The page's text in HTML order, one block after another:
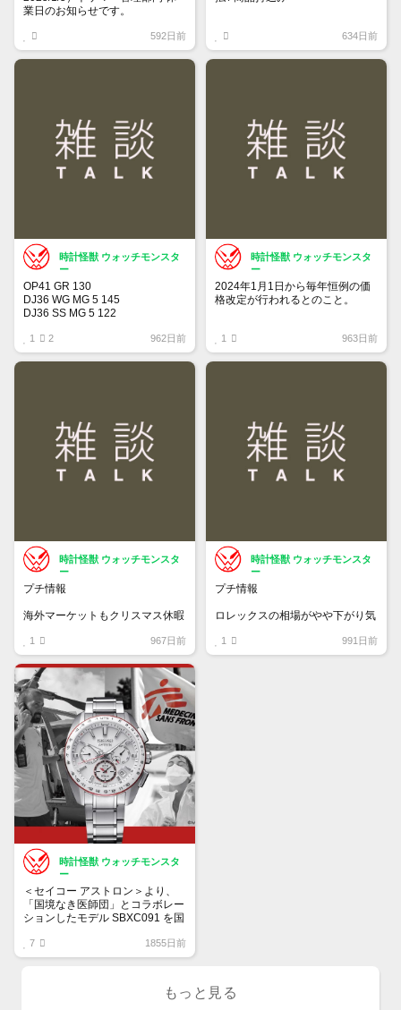
業日のお知らせです。
トケマー管理部門は2024年12月
28日（土）～2025年01月05日
592日前
フォームからご予約ください！
634日前
時計怪獣 ウォッチモンスタ
ー
OP41 GR 130
DJ36 WG MG 5 145
DJ36 SS MG 5 122
DJ41 WG WT 5 164
00LN BK 21 375
1 2 962日前
時計怪獣 ウォッチモンスタ
ー
2024年1月1日から毎年恒例の価
格改定が行われるとのこと。
能性があります。
1 963日前
時計怪獣 ウォッチモンスタ
ー
プチ情報
海外マーケットもクリスマス休暇
年末にかけて相場下がりそうで
す。
1 967日前
時計怪獣 ウォッチモンスタ
ー
プチ情報
ロレックスの相場がやや下がり気
1 991日前
時計怪獣 ウォッチモンスタ
ー
＜セイコー アストロン＞より、
「国境なき医師団」とコラボレー
ションしたモデル SBXC091 を国
発売予定日 8月 6 日（金）
7 1855日前
もっと見る